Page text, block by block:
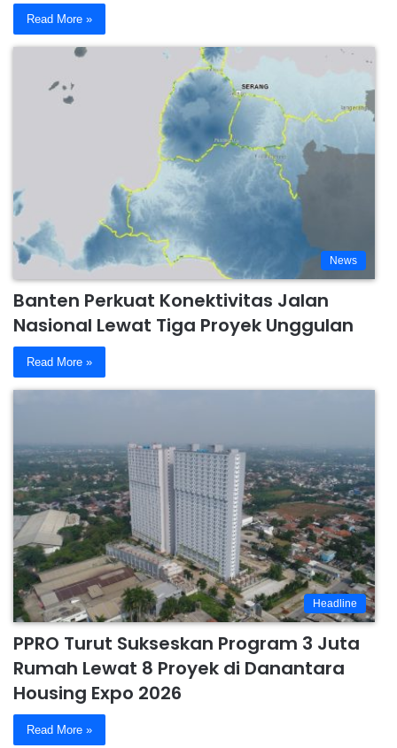
Read More »
News
Banten Perkuat Konektivitas Jalan
Nasional Lewat Tiga Proyek Unggulan
Read More »
Headline
PPRO Turut Sukseskan Program 3 Juta
Rumah Lewat 8 Proyek di Danantara
Housing Expo 2026
Read More »